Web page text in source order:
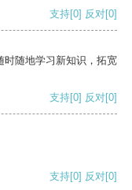
支持[0] 反对[0]
时随地学习新知识，拓宽
支持[0] 反对[0]
支持[0] 反对[0]